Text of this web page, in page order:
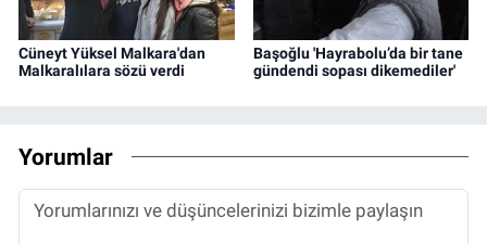
Cüneyt Yüksel Malkara'dan
Malkaralılara sözü verdi
Başoğlu 'Hayrabolu’da bir tane
gündendi sopası dikemediler'
Yorumlar